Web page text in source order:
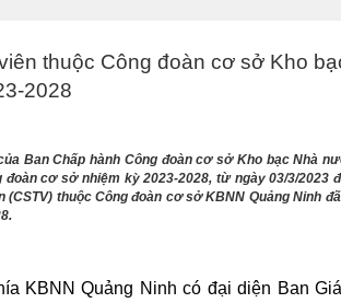
thuộc Công đoàn cơ sở Kho
2028
Ban Chấp hành Công đoàn cơ sở Kho bạc Nhà
cơ sở nhiệm kỳ 2023-2028, từ ngày 03/3/2023
thuộc Công đoàn cơ sở KBNN Quảng Ninh
KBNN Quảng Ninh có đại diện Ban